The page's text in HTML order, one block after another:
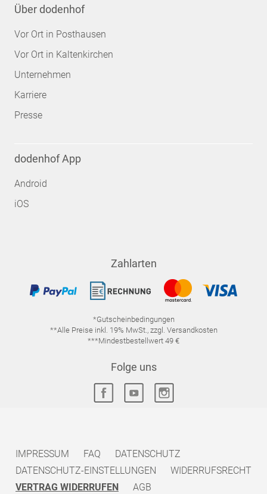
Über dodenhof
Vor Ort in Posthausen
Vor Ort in Kaltenkirchen
Unternehmen
Karriere
Presse
dodenhof App
Android
iOS
Zahlarten
*Gutscheinbedingungen
**Alle Preise inkl. 19% MwSt., zzgl. Versandkosten
***Mindestbestellwert 49 €
Folge uns
IMPRESSUM FAQ
DATENSCHUTZ
DATENSCHUTZ-EINSTELLUNGEN
WIDERRUFSRECHT
VERTRAG WIDERRUFEN
AGB